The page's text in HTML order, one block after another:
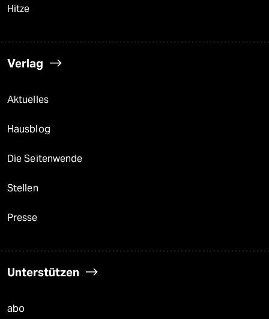
Hitze
Verlag
Aktuelles
Hausblog
Die Seitenwende
Stellen
Presse
Unterstützen
abo